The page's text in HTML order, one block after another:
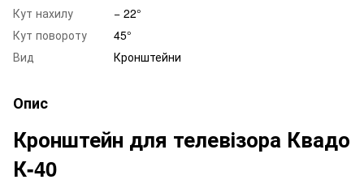
Кут нахилу
− 22°
Кут повороту
45°
Вид
Кронштейни
Опис
Кронштейн для телевізора Квадо
К-40